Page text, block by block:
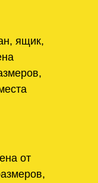
ящик,
от